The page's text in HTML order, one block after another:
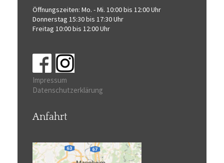
Öffnungszeiten: Mo. - Mi. 10:00 bis 12:00 Uhr
Donnerstag 15:30 bis 17:30 Uhr
Freitag 10:00 bis 12:00 Uhr
Impressum
Datenschutzerklärung
Anfahrt